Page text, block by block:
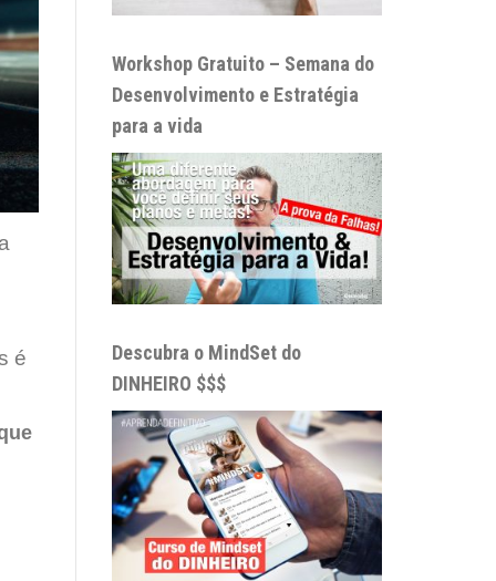
é
Workshop Gratuito – Semana do
Desenvolvimento e Estratégia
para a vida
Descubra o MindSet do
DINHEIRO $$$